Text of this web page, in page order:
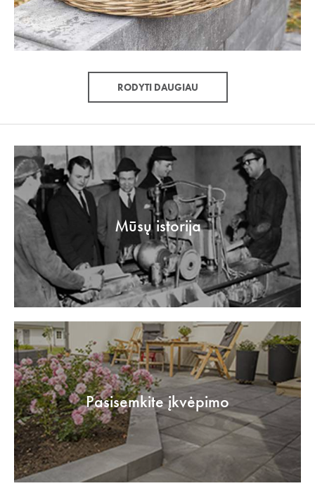
RODYTI DAUGIAU
Mūsų istorija
Pasisemkite įkvėpimo